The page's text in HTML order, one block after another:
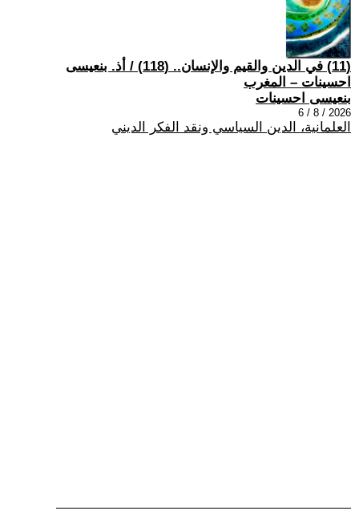
(11) في الدين والقيم والإنسان.. (118) / أذ. بنعيسى
احسينات – المغرب
بنعيسى احسينات
2026 / 8 / 6
العلمانية، الدين السياسي ونقد الفكر الديني